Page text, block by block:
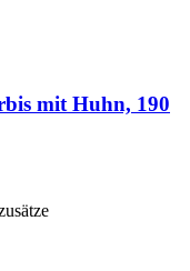
mit Huhn, 190